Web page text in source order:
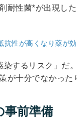
耐性菌*が出現し
抗性が高くなり薬が
染するリスク」だ
が十分でなかった
事前準備